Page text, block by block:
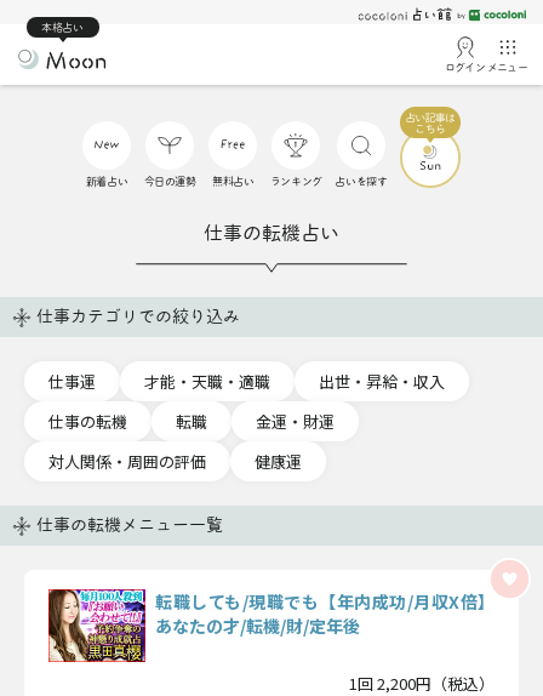
本格占い
ログイン メニュー
新着占い 今日の運勢 無料占い ランキング 占いを探す
仕事の転機占い
仕事カテゴリでの絞り込み
仕事運 才能・天職・適職
出世・昇給・収入
仕事の転機
転職
金運・財運
対人関係・周囲の評価
健康運
仕事の転機メニュー一覧
転職しても/現職でも【年内成功/月収X倍】
あなたの才/転機/財/定年後
1回 2,200円（税込）